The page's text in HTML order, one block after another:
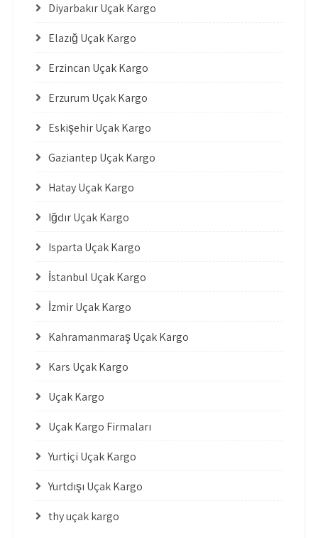
Diyarbakır Uçak Kargo
Elazığ Uçak Kargo
Erzincan Uçak Kargo
Erzurum Uçak Kargo
Eskişehir Uçak Kargo
Gaziantep Uçak Kargo
Hatay Uçak Kargo
Iğdır Uçak Kargo
Isparta Uçak Kargo
İstanbul Uçak Kargo
İzmir Uçak Kargo
Kahramanmaraş Uçak Kargo
Kars Uçak Kargo
Uçak Kargo
Uçak Kargo Firmaları
Yurtiçi Uçak Kargo
Yurtdışı Uçak Kargo
thy uçak kargo